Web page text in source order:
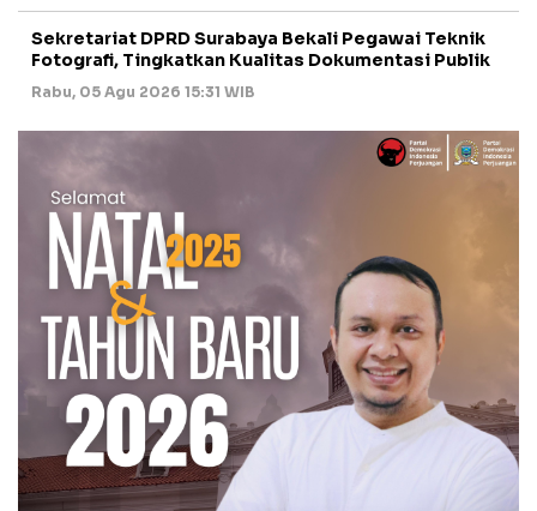
Sekretariat DPRD Surabaya Bekali Pegawai Teknik
Fotografi, Tingkatkan Kualitas Dokumentasi Publik
Rabu, 05 Agu 2026 15:31 WIB